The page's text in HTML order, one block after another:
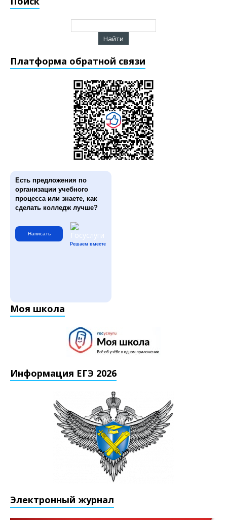
Платформа обратной связи
Есть предложения по
организации учебного
процесса или знаете, как
сделать колледж лучше?
Написать
Решаем вместе
Моя школа
Информация ЕГЭ 2026
Электронный журнал